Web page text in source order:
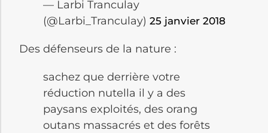
— Larbi Tranculay
(@Larbi_Tranculay) 25 janvier 2018
Des défenseurs de la nature :
sachez que derrière votre
réduction nutella il y a des
paysans exploités, des orang
outans massacrés et des forêts